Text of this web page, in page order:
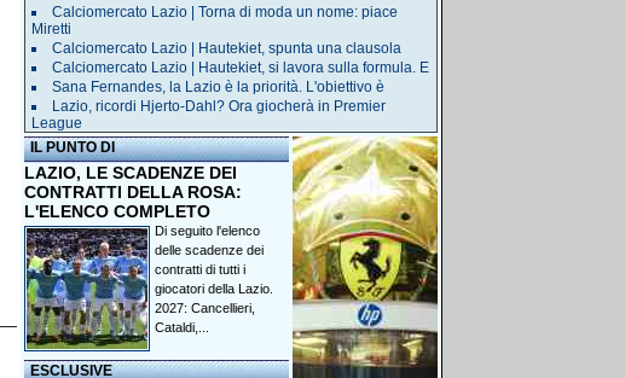
Calciomercato Lazio | Torna di moda un nome: piace
Miretti
Calciomercato Lazio | Hautekiet, spunta una clausola
Calciomercato Lazio | Hautekiet, si lavora sulla formula. E
Sana Fernandes, la Lazio è la priorità. L'obiettivo è
Lazio, ricordi Hjerto-Dahl? Ora giocherà in Premier
League
IL PUNTO DI
LAZIO, LE SCADENZE DEI
CONTRATTI DELLA ROSA:
L'ELENCO COMPLETO
Di seguito l'elenco
delle scadenze dei
contratti di tutti i
giocatori della Lazio.
2027: Cancellieri,
Cataldi,...
ESCLUSIVE